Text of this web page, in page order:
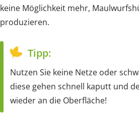
keine Möglichkeit mehr,
produzieren.
Tipp:
Nutzen Sie keine Netze oder
diese gehen schnell kaputt und
wieder an die Oberfläche!